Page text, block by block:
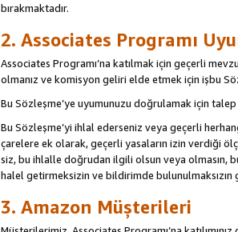
bırakmaktadır.
2. Associates Programı
Associates Programı’na katılmak için geçerli
olmanız ve komisyon geliri elde etmek için işbu
Bu Sözleşme’ye uyumunuzu doğrulamak için
Bu Sözleşme’yi ihlal ederseniz veya geçerli
çarelere ek olarak, geçerli yasaların izin verdiği
siz, bu ihlalle doğrudan ilgili olsun veya olmasın,
halel getirmeksizin ve bildirimde bulunulmaksızın
3. Amazon Müşterileri